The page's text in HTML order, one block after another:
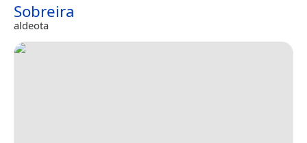
Sobreira
aldeota